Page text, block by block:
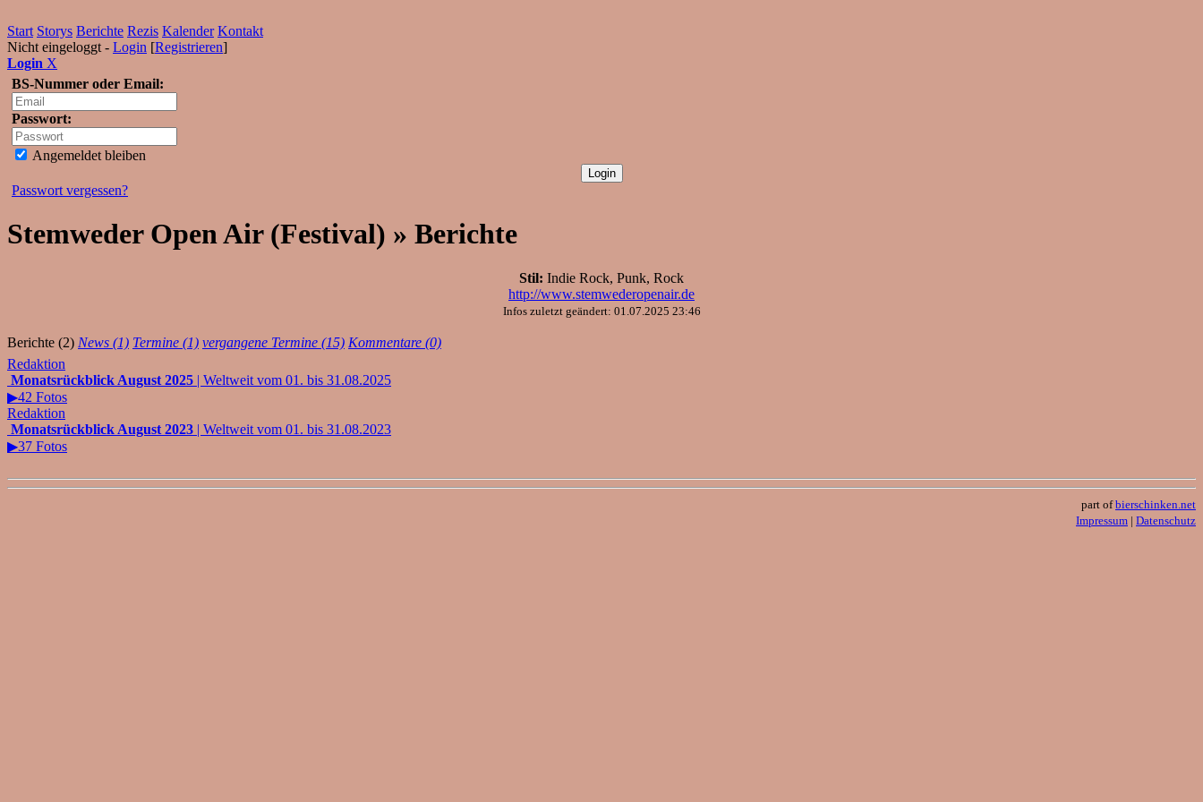
Start Storys Berichte Rezis Kalender Kontakt
Nicht eingeloggt - Login [Registrieren]
Login X
BS-Nummer oder Email:
Passwort:
Angemeldet bleiben
Passwort vergessen?
Stemweder Open Air (Festival) » Berichte
Stil: Indie Rock, Punk, Rock
http://www.stemwederopenair.de
Infos zuletzt geändert: 01.07.2025 23:46
Berichte (2) News (1) Termine (1) vergangene Termine (15) Kommentare (0)
Redaktion
Monatsrückblick August 2025 | Weltweit vom 01. bis 31.08.2025
▶42 Fotos
Redaktion
Monatsrückblick August 2023 | Weltweit vom 01. bis 31.08.2023
▶37 Fotos
part ofbierschinken.net
Impressum | Datenschutz